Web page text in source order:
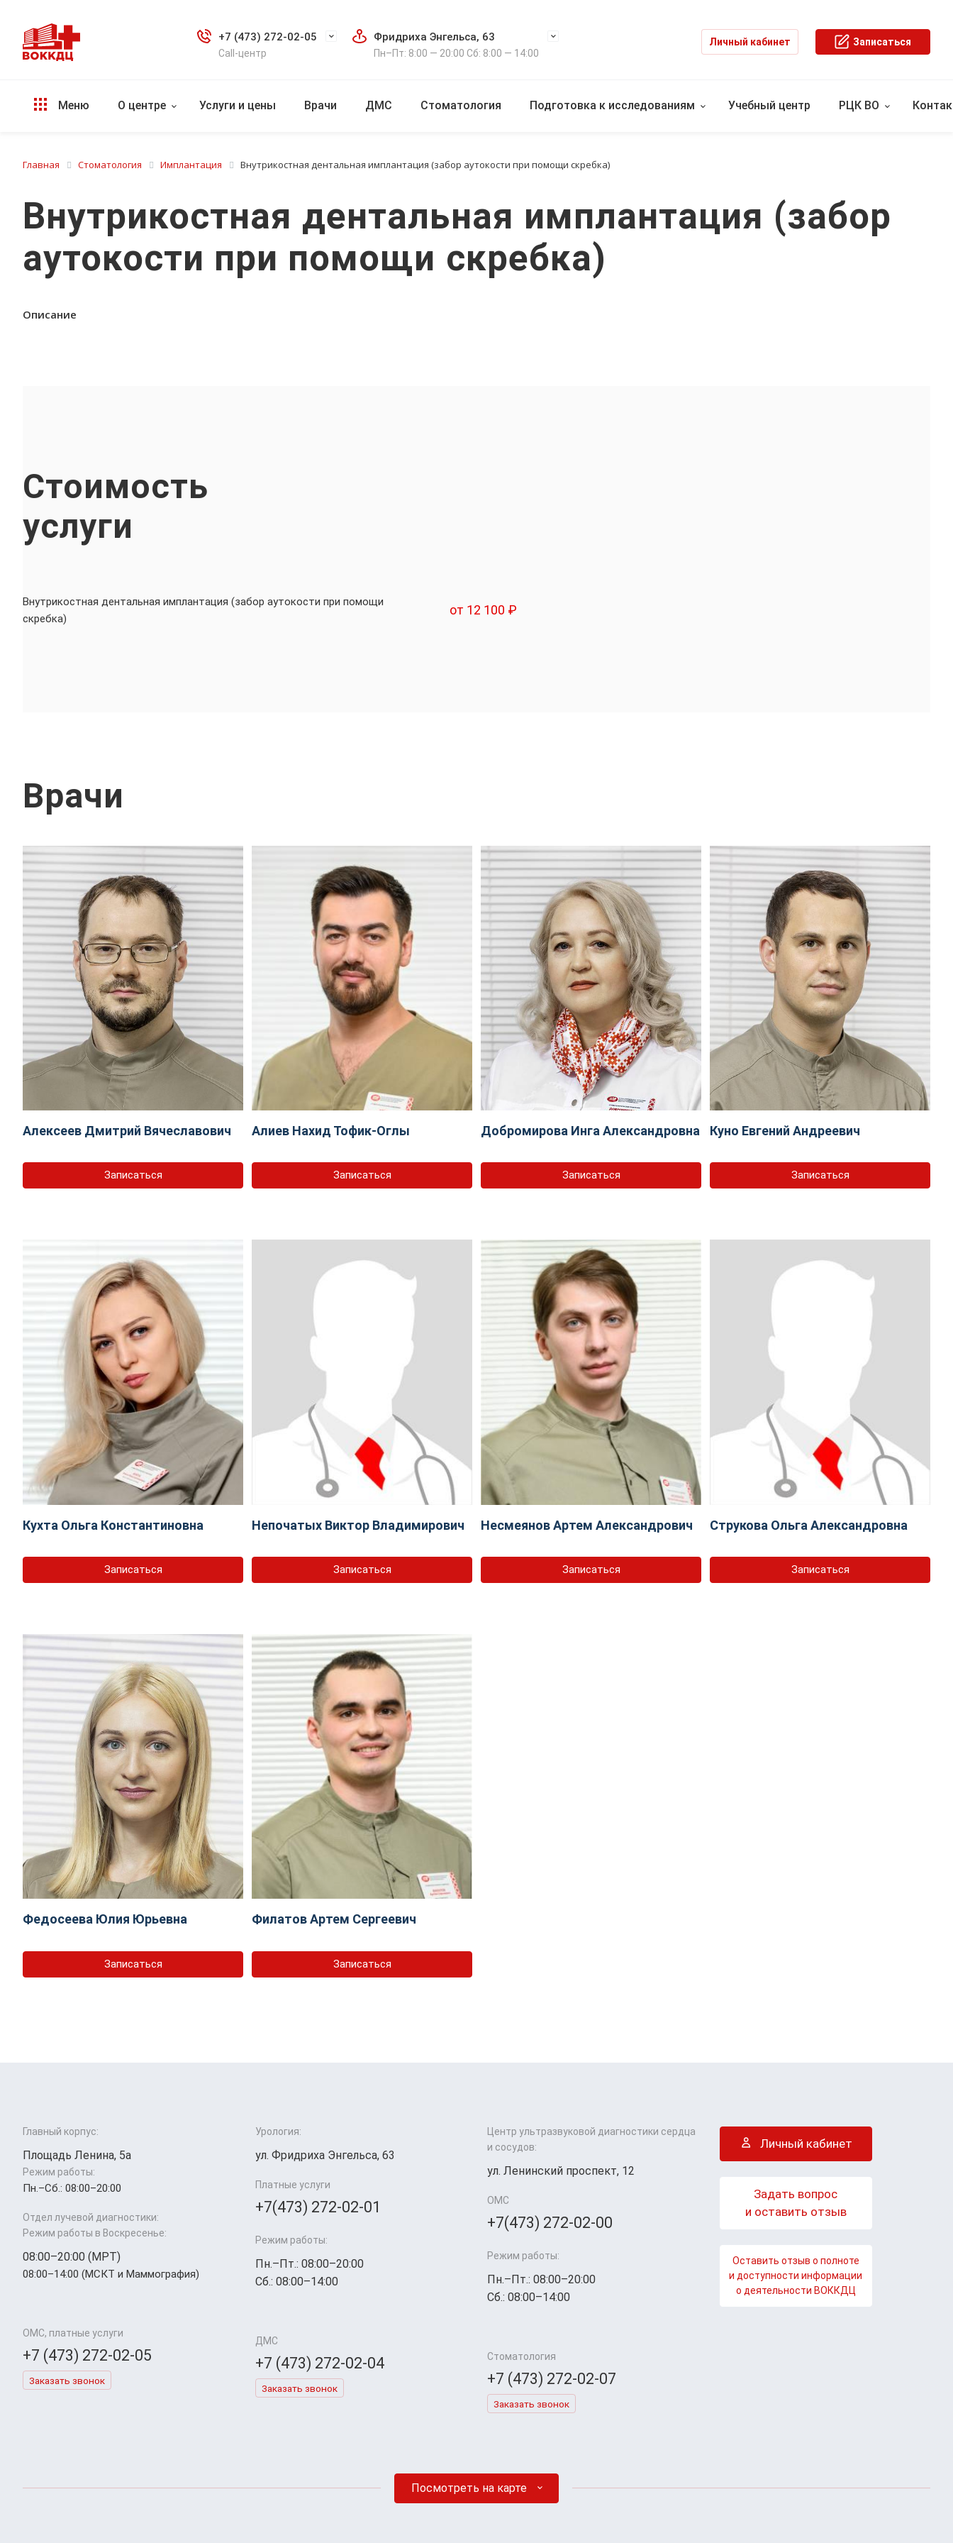
+7 (473) 272-02-05
Call-центр
Фридриха Энгельса, 63
Пн–Пт: 8:00 — 20:00 Сб: 8:00 — 14:00
Личный кабинет Записаться
Меню О центре Услуги и цены Врачи ДМС Стоматология Подготовка к исследованиям Учебный центр РЦК ВО
Главная Стоматология Имплантация Внутрикостная дентальная имплантация (забор аутокости при помощи скребка)
Внутрикостная дентальная имплантация (забор
аутокости при помощи скребка)
Описание
Стоимость
услуги
Внутрикостная дентальная имплантация (забор аутокости при помощи
скребка)
от 12 100 ₽
Врачи
Алексеев Дмитрий Вячеславович
Записаться
Алиев Нахид Тофик-Оглы
Записаться
Добромирова Инга Александровна
Записаться
Куно Евгений Андреевич
Записаться
Кухта Ольга Константиновна
Записаться
Непочатых Виктор Владимирович
Записаться
Несмеянов Артем Александрович
Записаться
Струкова Ольга Александровна
Записаться
Федосеева Юлия Юрьевна
Записаться
Филатов Артем Сергеевич
Записаться
Главный корпус:
Площадь Ленина, 5а
Режим работы:
Пн.–Cб.: 08:00–20:00
Отдел лучевой диагностики:
Режим работы в Воскресенье:
08:00–20:00 (МРТ)
08:00–14:00 (МСКТ и Маммография)
ОМС, платные услуги
+7 (473) 272-02-05
Заказать звонок
Урология:
ул. Фридриха Энгельса, 63
Платные услуги
+7(473) 272-02-01
Режим работы:
Пн.–Пт.: 08:00–20:00
Сб.: 08:00–14:00
ДМС
+7 (473) 272-02-04
Заказать звонок
Центр ультразвуковой диагностики сердца
и сосудов:
ул. Ленинский проспект, 12
ОМС
+7(473) 272-02-00
Режим работы:
Пн.–Пт.: 08:00–20:00
Сб.: 08:00–14:00
Стоматология
+7 (473) 272-02-07
Заказать звонок
Личный кабинет
Задать вопрос
и оставить отзыв
Оставить отзыв о полноте
и доступности информации
о деятельности ВОККДЦ
Посмотреть на карте